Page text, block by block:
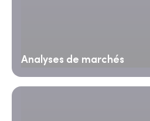
Analyses de marchés